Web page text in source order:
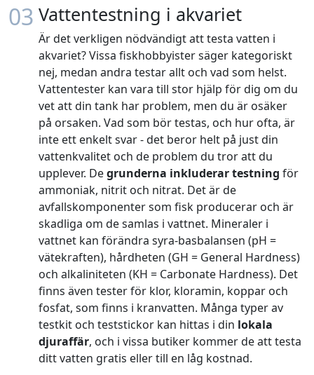
03 Vattentestning i akvariet
Är det verkligen nödvändigt att testa vatten i
akvariet? Vissa fiskhobbyister säger kategoriskt
nej, medan andra testar allt och vad som helst.
Vattentester kan vara till stor hjälp för dig om du
vet att din tank har problem, men du är osäker
på orsaken. Vad som bör testas, och hur ofta, är
inte ett enkelt svar - det beror helt på just din
vattenkvalitet och de problem du tror att du
upplever. Degrunderna inkluderar testning för
ammoniak, nitrit och nitrat. Det är de
avfallskomponenter som fisk producerar och är
skadliga om de samlas i vattnet. Mineraler i
vattnet kan förändra syra-basbalansen (pH =
vätekraften), hårdheten (GH = General Hardness)
och alkaliniteten (KH = Carbonate Hardness). Det
finns även tester för klor, kloramin, koppar och
fosfat, som finns i kranvatten. Många typer av
testkit och teststickor kan hittas i din lokala
djuraffär, och i vissa butiker kommer de att testa
ditt vatten gratis eller till en låg kostnad.